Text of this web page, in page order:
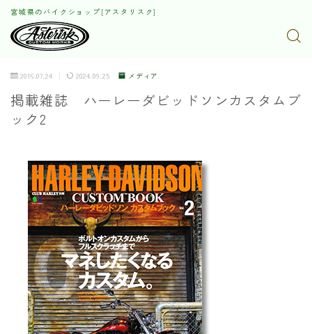
宮城県のバイクショップ[アスタリスク]
2016.07.24 2024.09.25 メディア
掲載雑誌 ハーレーダビッドソンカスタムブ
ック2